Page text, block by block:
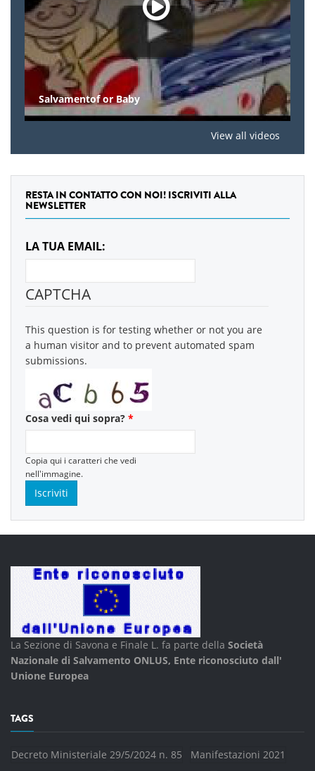
Salvamentof or Baby
View all videos
RESTA IN CONTATTO CON NOI! ISCRIVITI ALLA
NEWSLETTER
LA TUA EMAIL:
CAPTCHA
This question is for testing whether or not you are
a human visitor and to prevent automated spam
submissions.
Cosa vedi qui sopra? *
Copia qui i caratteri che vedi
nell'immagine.
La Sezione di Savona e Finale L. fa parte della Società
Nazionale di Salvamento ONLUS, Ente riconosciuto dall'
Unione Europea
TAGS
Decreto Ministeriale 29/5/2024 n. 85
Manifestazioni 2021